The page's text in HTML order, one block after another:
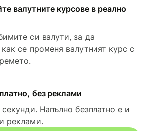
валутните курсове в реално
си валути, за да
се променя валутният курс с
без реклами
секунди. Напълно безплатно е и
реклами.